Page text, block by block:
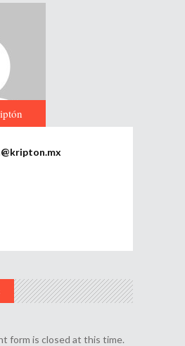
form is closed at this time.